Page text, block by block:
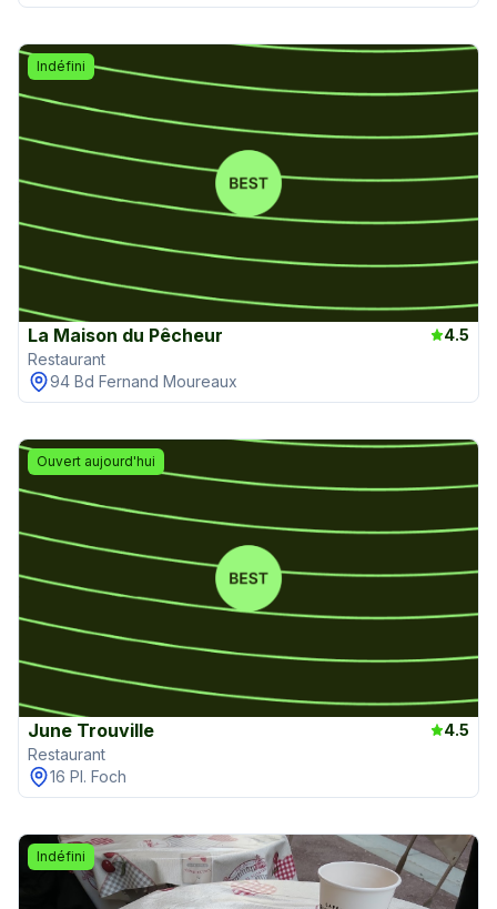
Indéfini
La Maison du Pêcheur
4.5
Restaurant
94 Bd Fernand Moureaux
Ouvert aujourd'hui
June Trouville
4.5
Restaurant
16 Pl. Foch
Indéfini